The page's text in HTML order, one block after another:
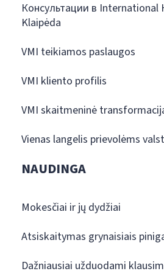
Консультации в International
Klaipėda
VMI teikiamos paslaugos
VMI kliento profilis
VMI skaitmeninė
Vienas langelis prievolėms
NAUDINGA
Mokesčiai ir jų dydžiai
Atsiskaitymas grynaisiais
Dažniausiai užduodami